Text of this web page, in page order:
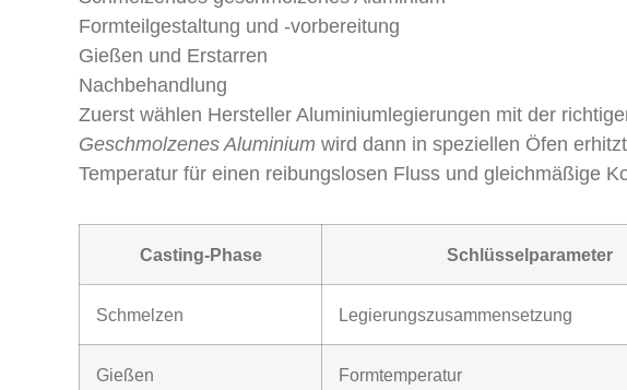
Formteilgestaltung und -vorbereitung
Gießen und Erstarren
Nachbehandlung
Zuerst wählen Hersteller Aluminiumlegierungen mit der
Geschmolzenes Aluminium wird dann in speziellen Öfen
Temperatur für einen reibungslosen Fluss und gleichmäßige
Casting-Phase Schlüsselparameter
Schmelzen Legierungszusammensetzung
Gießen Formtemperatur